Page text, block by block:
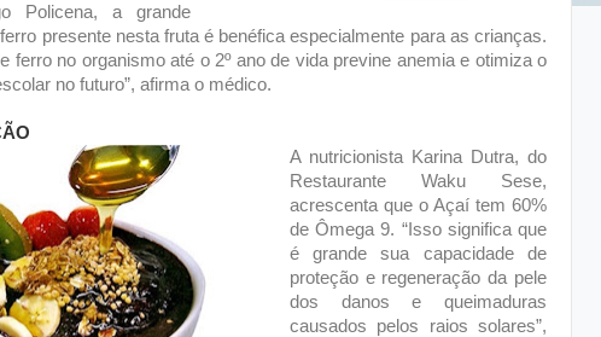
Policena, a grande
presente nesta fruta é benéfica especialmente para as crianças.
ferro no organismo até o 2º ano de vida previne anemia e otimiza o
no futuro”, afirma o médico.
A nutricionista Karina Dutra, do
Restaurante Waku Sese,
acrescenta que o Açaí tem 60%
de Ômega 9. “Isso significa que
é grande sua capacidade de
proteção e regeneração da pele
dos danos e queimaduras
causados pelos raios solares”,